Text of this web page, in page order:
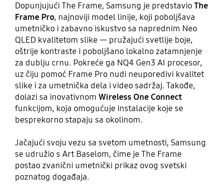
Dopunjujući The Frame, Samsung je predstavioThe
Frame Pro, najnoviji model linije, koji poboljšava
umetničko i zabavno iskustvo sa naprednim Neo
QLED kvalitetom slike — pružajući svetlije boje,
oštrije kontraste i poboljšano lokalno zatamnjenje
za dublju crnu. Pokreće ga NQ4 Gen3 AI procesor,
uz čiju pomoć Frame Pro nudi neuporedivi kvalitet
slike i za umetnička dela i video sadržaj. Takođe,
dolazi sa inovativnom Wireless One Connect
funkcijom, koja omogućuje instalacije koje se
besprekorno stapaju sa okolinom.
Jačajući svoju vezu sa svetom umetnosti, Samsung
se udružio s Art Baselom, čime je The Frame
postao zvanični umetnički prikaz ovog svetski
poznatog događaja.